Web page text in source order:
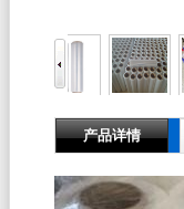
产品详情